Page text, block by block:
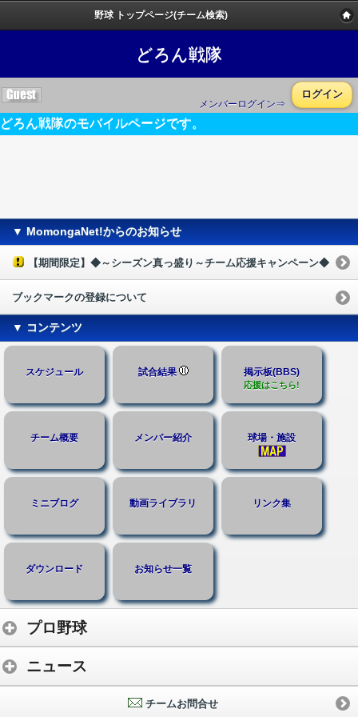
野球 トップページ(チーム検索)
どろん戦隊
メンバーログイン⇒
ログイン
どろん戦隊のモバイルページです。
▼ MomongaNet!からのお知らせ
【期間限定】◆～シーズン真っ盛り～チーム応援キャンペーン◆
ブックマークの登録について
▼ コンテンツ
スケジュール 試合結果 掲示板(BBS)
応援はこちら!
チーム概要 メンバー紹介 球場・施設
ミニブログ 動画ライブラリ リンク集
ダウンロード お知らせ一覧
プロ野球
ニュース
チームお問合せ